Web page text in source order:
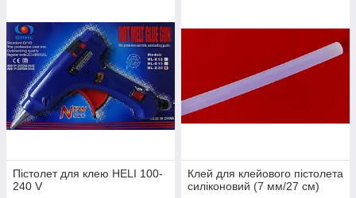
Пістолет для клею HELI 100-
240 V
Клей для клейового пістолета
силіконовий (7 мм/27 см)